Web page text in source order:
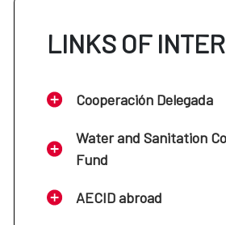
LINKS OF
Cooperación Delegada
Water and Sanitation
Fund
AECID abroad